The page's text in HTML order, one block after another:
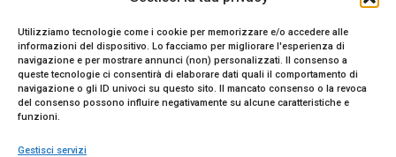
Utilizziamo tecnologie come i cookie per memorizzare e/o accedere alle
informazioni del dispositivo. Lo facciamo per migliorare l'esperienza di
navigazione e per mostrare annunci (non) personalizzati. Il consenso a
queste tecnologie ci consentirà di elaborare dati quali il comportamento di
navigazione o gli ID univoci su questo sito. Il mancato consenso o la revoca
del consenso possono influire negativamente su alcune caratteristiche e
funzioni.
Gestisci servizi